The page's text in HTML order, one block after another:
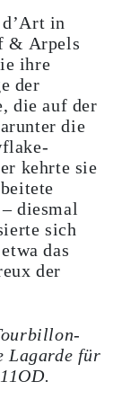
in
& Arpels
ihre
der
die auf der
die
kehrte sie
diesmal
sich
das
der
Lagarde für